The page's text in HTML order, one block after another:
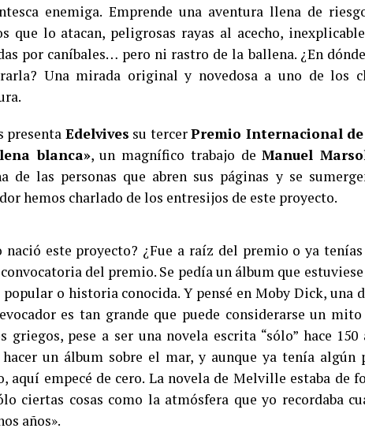
enemiga. Emprende una aventura llena de
que lo atacan, peligrosas rayas al acecho,
por caníbales… pero ni rastro de la ballena. ¿En
Una mirada original y novedosa a uno de los
presenta Edelvives su tercerPremio Internacional
blanca», un magnífico trabajo deManuel
de las personas que abren sus páginas y se
hemos charlado de los entresijos de este proyecto.
nació este proyecto? ¿Fue a raíz del premio o ya
del premio. Se pedía un álbum que
popular o historia conocida. Y pensé en Moby Dick, una
es tan grande que puede considerarse un
griegos, pese a ser una novela escrita “sólo” hace
un álbum sobre el mar, y aunque ya tenía algún
aquí empecé de cero. La novela de Melville estaba de
ciertas cosas como la atmósfera que yo recordaba
años».